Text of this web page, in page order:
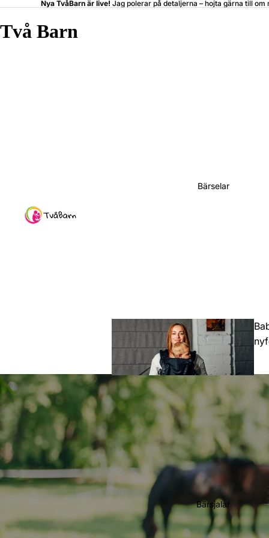
Nya TvåBarn är live! Jag polerar på detaljerna – hojta gärna till om
Två Barn
Bärselar
Toddler
(Större barn)
Preschool
Bärsjalar